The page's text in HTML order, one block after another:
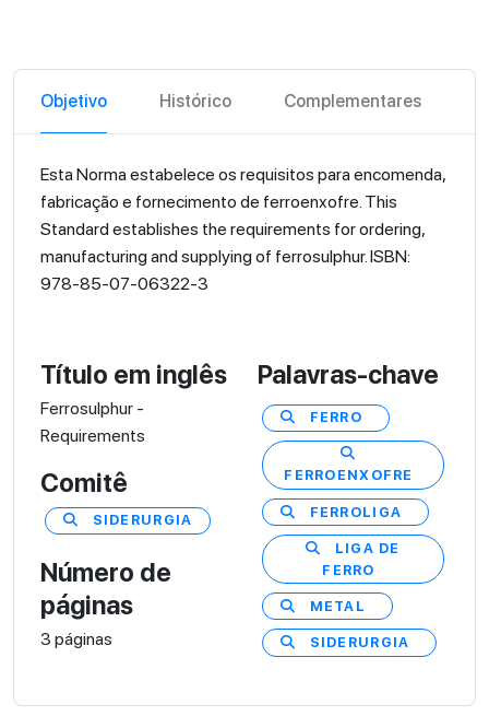
Objetivo Histórico Complementares
Esta Norma estabelece os requisitos para encomenda,
fabricação e fornecimento de ferroenxofre. This
Standard establishes the requirements for ordering,
manufacturing and supplying of ferrosulphur. ISBN:
978-85-07-06322-3
Título em inglês
Ferrosulphur -
Requirements
Comitê
SIDERURGIA
Número de
páginas
3 páginas
Palavras-chave
FERRO
FERROENXOFRE
FERROLIGA
LIGA DE
FERRO
METAL
SIDERURGIA